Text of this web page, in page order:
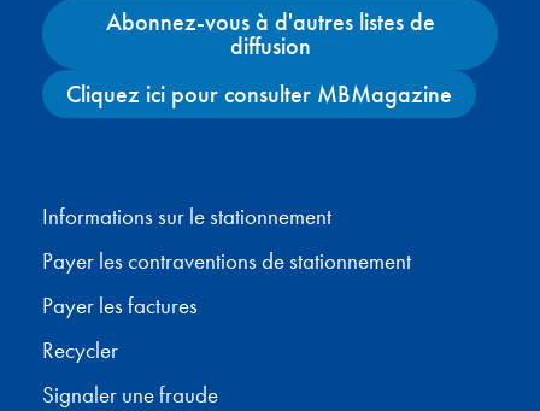
Abonnez-vous à d'autres listes de
diffusion
Cliquez ici pour consulter MBMagazine
Informations sur le stationnement
Payer les contraventions de stationnement
Payer les factures
Recycler
Signaler une fraude